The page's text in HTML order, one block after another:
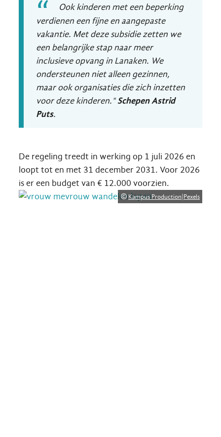
Ook kinderen met een beperking
verdienen een fijne en aangepaste
vakantie. Met deze subsidie zetten we
een belangrijke stap naar meer
inclusieve opvang in Lanaken. We
ondersteunen niet alleen gezinnen,
maar ook organisaties die zich inzetten
voor deze kinderen."Schepen Astrid
Puts.
De regeling treedt in werking op 1 juli 2026 en
loopt tot en met 31 december 2031. Voor 2026
is er een budget van € 12.000 voorzien.
Kampus Production|Pexels